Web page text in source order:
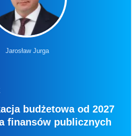
Jarosław Jurga
budżetowa od 2027
finansów publicznych